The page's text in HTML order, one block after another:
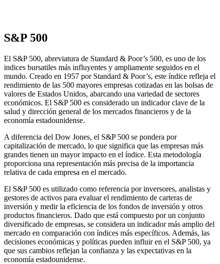
S&P 500
El S&P 500, abreviatura de Standard & Poor’s 500, es uno de los
indices bursatiles más influyentes y ampliamente seguidos en el
mundo. Creado en 1957 por Standard & Poor’s, este índice refleja el
rendimiento de las 500 mayores empresas cotizadas en las bolsas de
valores de Estados Unidos, abarcando una variedad de sectores
económicos. El S&P 500 es considerado un indicador clave de la
salud y dirección general de los mercados financieros y de la
economía estadounidense.
A diferencia del Dow Jones, el S&P 500 se pondera por
capitalización de mercado, lo que significa que las empresas más
grandes tienen un mayor impacto en el índice. Esta metodología
proporciona una representación más precisa de la importancia
relativa de cada empresa en el mercado.
El S&P 500 es utilizado como referencia por inversores, analistas y
gestores de activos para evaluar el rendimiento de carteras de
inversión y medir la eficiencia de los fondos de inversión y otros
productos financieros. Dado que está compuesto por un conjunto
diversificado de empresas, se considera un indicador más amplio del
mercado en comparación con índices más específicos. Además, las
decisiones económicas y políticas pueden influir en el S&P 500, ya
que sus cambios reflejan la confianza y las expectativas en la
economía estadounidense.